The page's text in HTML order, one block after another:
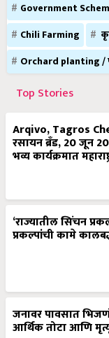
Government
Chili Farming
Orchard planting /
Top Stories
Arqivo, Tagros
रसायन ब्रँड, 20 जून
भव्य कार्यक्रमात
‘राज्यातील सिंचन
प्रकल्पांची कामे
जनावर पावसात
आर्थिक तोटा आणि